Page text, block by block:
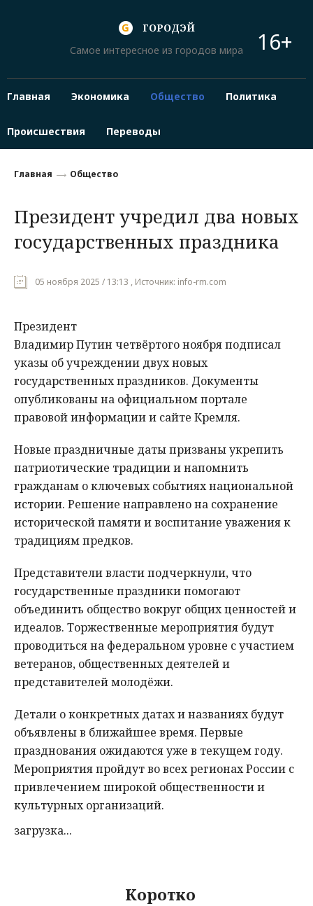
ГОРОДЭЙ
Самое интересное из городов мира
16+
Главная Экономика Общество Политика
Происшествия Переводы
Главная Общество
Президент учредил два новых
государственных праздника
05 ноября 2025 / 13:13 , Источник: info-rm.com
Президент
Владимир Путин четвёртого ноября подписал
указы об учреждении двух новых
государственных праздников. Документы
опубликованы на официальном портале
правовой информации и сайте Кремля.
Новые праздничные даты призваны укрепить
патриотические традиции и напомнить
гражданам о ключевых событиях национальной
истории. Решение направлено на сохранение
исторической памяти и воспитание уважения к
традициям предков.
Представители власти подчеркнули, что
государственные праздники помогают
объединить общество вокруг общих ценностей и
идеалов. Торжественные мероприятия будут
проводиться на федеральном уровне с участием
ветеранов, общественных деятелей и
представителей молодёжи.
Детали о конкретных датах и названиях будут
объявлены в ближайшее время. Первые
празднования ожидаются уже в текущем году.
Мероприятия пройдут во всех регионах России с
привлечением широкой общественности и
культурных организаций.
загрузка...
Коротко